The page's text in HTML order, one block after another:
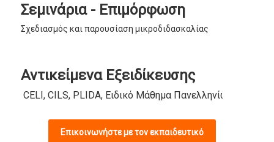
Σεμινάρια - Επιμόρφωση
Σχεδιασμός και παρουσίαση μικροδιδασκαλίας
Αντικείμενα Εξειδίκευσης
CELI, CILS, PLIDA, Ειδικό Μάθημα Πανελληνίων, ΚΠΓ
Επικοινωνήστε με τον εκπαιδευτικό